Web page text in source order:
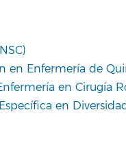
en Enfermería de
en Cirugía
en